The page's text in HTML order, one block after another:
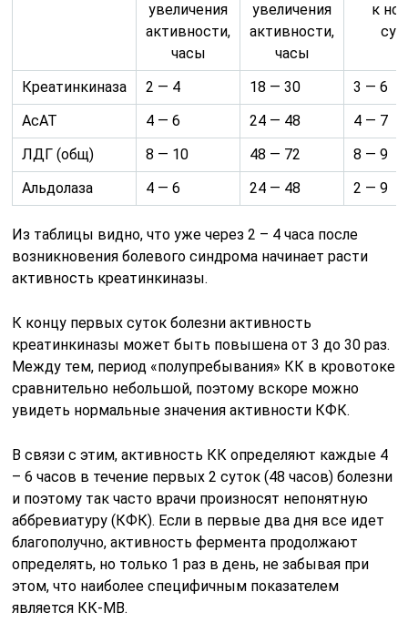
увеличения
активности,
часы
увеличения
активности,
часы
к
Креатинкиназа 2 — 4 18 — 30
3 — 6
АсАТ
4 — 6 24 — 48
4 — 7
ЛДГ (общ)
8 — 10 48 — 72
8 — 9
Альдолаза
4 — 6 24 — 48 2 — 9
Из таблицы видно, что уже через 2 – 4 часа после
возникновения болевого синдрома начинает расти
активность креатинкиназы.
К концу первых суток болезни активность
креатинкиназы может быть повышена от 3 до 30 раз.
Между тем, период «полупребывания» КК в кровотоке
сравнительно небольшой, поэтому вскоре можно
увидеть нормальные значения активности КФК.
В связи с этим, активность КК определяют каждые 4
– 6 часов в течение первых 2 суток (48 часов) болезни
и поэтому так часто врачи произносят непонятную
аббревиатуру (КФК). Если в первые два дня все идет
благополучно, активность фермента продолжают
определять, но только 1 раз в день, не забывая при
этом, что наиболее специфичным показателем
является КК-МВ.